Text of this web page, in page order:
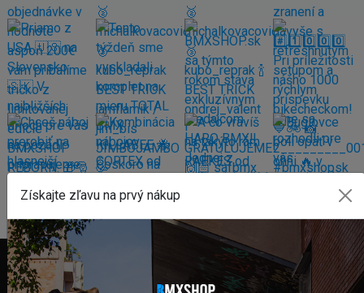
Získajte zľavu na prvý nákup